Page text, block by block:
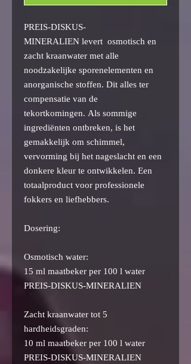
PREIS-DISKUS-
MINERALIEN levert osmotisch en
zacht kraanwater met alle
noodzakelijke sporenelementen en
anorganische stoffen. Dit alles ter
compensatie van de
tekortkomingen. Als sommige
ingrediënten ontbreken, is het
gemakkelijk om schimmel,
vervorming bij het nageslacht en een
donkere kleur te ontwikkelen. Een
totaalproduct voor professionele
fokkers en liefhebbers.
Dosering:
Osmotisch water:
15 ml maatbeker per 100 l water
PREIS-DISKUS-MINERALIEN
Zacht kraanwater tot 5
hardheidsgraden:
10 ml maatbeker per 100 l water
PREIS-DISKUS-MINERALIEN